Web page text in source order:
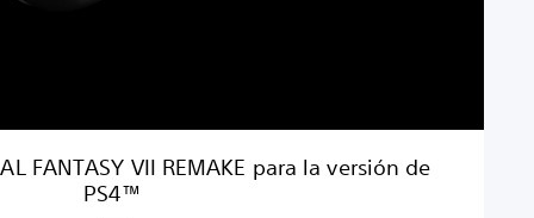
FANTASY VII REMAKE para la versión de
PS4™